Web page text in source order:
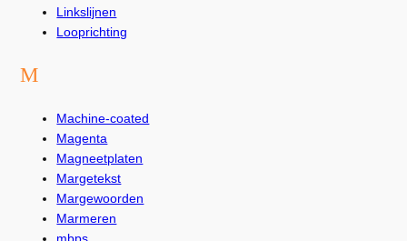
Linkslijnen
Looprichting
M
Machine-coated
Magenta
Magneetplaten
Margetekst
Margewoorden
Marmeren